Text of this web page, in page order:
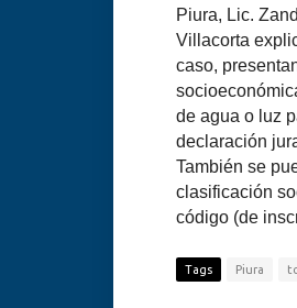
Piura, Lic.
Villacorta
caso,
de agua o luz
declaración
También se
clasificación
código (de
Tags Piura